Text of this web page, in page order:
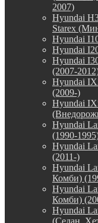
2007)
Hyundai
Starex
Hyundai
Hyundai
Hyundai
(2007-
Hyundai
(2009-)
Hyundai
Hyundai
(1990-
Hyundai
(2011-)
Hyundai
Комби)
Hyundai
Комби)
Hyundai
(Седан,